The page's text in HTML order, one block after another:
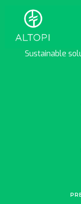
Sustainable